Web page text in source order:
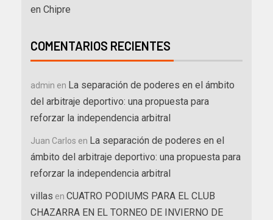
en Chipre
COMENTARIOS RECIENTES
admin en La separación de poderes en el ámbito
del arbitraje deportivo: una propuesta para
reforzar la independencia arbitral
Juan Carlos en La separación de poderes en el
ámbito del arbitraje deportivo: una propuesta para
reforzar la independencia arbitral
villas en CUATRO PODIUMS PARA EL CLUB
CHAZARRA EN EL TORNEO DE INVIERNO DE